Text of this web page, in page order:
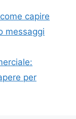
capire
messaggi
per